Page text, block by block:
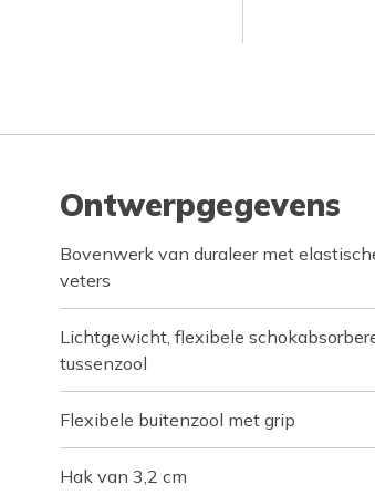
Ontwerpgegevens
Bovenwerk van duraleer met
veters
Lichtgewicht, flexibele
tussenzool
Flexibele buitenzool met grip
Hak van 3,2 cm